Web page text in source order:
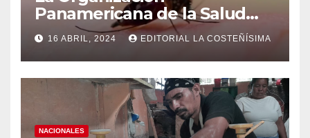
Panamericana de la Salud
(OPS), recomienda reforzar
medidas ante el aumento de
casos de dengue
16 ABRIL, 2024 EDITORIAL LA COSTEÑÍSIMA
NACIONALES